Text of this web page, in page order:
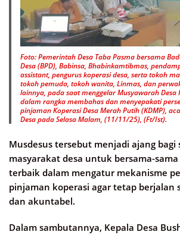
Foto: Pemerintah Desa Taba Pasma bersama
Desa (BPD), Babinsa, Bhabinkamtibmas,
assistant, pengurus koperasi desa, serta tokoh
tokoh pemuda, tokoh wanita, Linmas, dan
lainnya, pada saat menggelar Musyawarah Desa
dalam rangka membahas dan menyepakati
pinjaman Koperasi Desa Merah Putih (KDMP),
Desa pada Selasa Malam, (11/11/25), (Ft/Ist).
Musdesus tersebut menjadi ajang
masyarakat desa untuk bersama-
terbaik dalam mengatur mekanisme
pinjaman koperasi agar tetap berjalan
dan akuntabel.
Dalam sambutannya, Kepala Desa